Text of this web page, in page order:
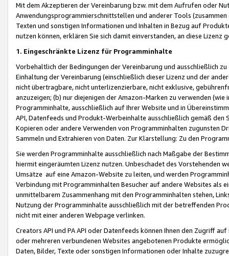
Mit dem Akzeptieren der Vereinbarung bzw. mit dem Aufrufen oder
Anwendungsprogrammierschnittstellen und anderer Tools (zusammen
Texten und sonstigen Informationen und Inhalten in Bezug auf
nutzen können, erklären Sie sich damit einverstanden, an diese Lizenz
1. Eingeschränkte Lizenz für Programminhalte
Vorbehaltlich der Bedingungen der Vereinbarung und ausschließlich
Einhaltung der Vereinbarung (einschließlich dieser Lizenz und der
nicht übertragbare, nicht unterlizenzierbare, nicht exklusive,
anzuzeigen; (b) nur diejenigen der Amazon-Marken zu verwenden
Programminhalte, ausschließlich auf Ihrer Website und in
API, Datenfeeds und Produkt-Werbeinhalte ausschließlich gemäß
Kopieren oder andere Verwenden von Programminhalten zugunsten
Sammeln und Extrahieren von Daten. Zur Klarstellung: Zu den
Sie werden Programminhalte ausschließlich nach Maßgabe der
hiermit eingeräumten Lizenz nutzen. Unbeschadet des Vorstehenden
Umsätze auf eine Amazon-Website zu leiten, und werden
Verbindung mit Programminhalten Besucher auf andere Websites als
unmittelbarem Zusammenhang mit den Programminhalten stehen,
Nutzung der Programminhalte ausschließlich mit der betreffenden
nicht mit einer anderen Webpage verlinken.
Creators API und PA API oder Datenfeeds können Ihnen den Zugriff
oder mehreren verbundenen Websites angebotenen Produkte
Daten, Bilder, Texte oder sonstigen Informationen oder Inhalte